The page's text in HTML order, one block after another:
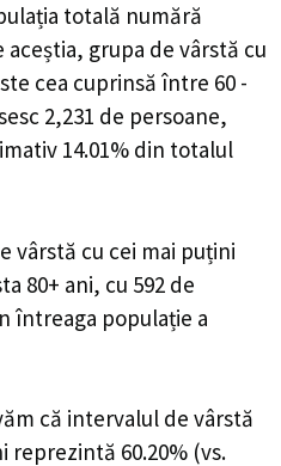
totală numără
grupa de vârstă cu
cea cuprinsă între 60 -
2,231 de persoane,
14.01% din totalul
vârstă cu cei mai puțini
80+ ani, cu 592 de
întreaga populație a
că intervalul de vârstă
reprezintă 60.20% (vs.